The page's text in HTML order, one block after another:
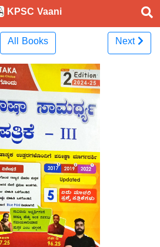
KPSC Vaani
All Books Next